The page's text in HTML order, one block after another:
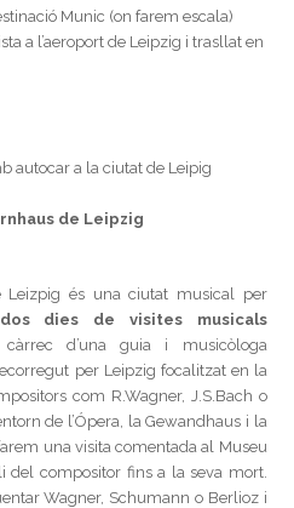
Munic (on farem escala)
a l’aeroport de Leipzig i trasllat en
autocar a la ciutat de Leipig
de Leipzig
és una ciutat musical per
dos dies de visites musicals
d’una guia i musicòloga
per Leipzig focalitzat en la
com R.Wagner, J.S.Bach o
de l’Ópera, la Gewandhaus i la
una visita comentada al Museu
del compositor fins a la seva mort.
Wagner, Schumann o Berlioz i